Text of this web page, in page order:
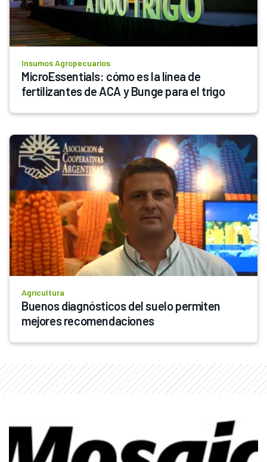
Insumos Agropecuarios
MicroEssentials: cómo es la línea de
fertilizantes de ACA y Bunge para el trigo
Agricultura
Buenos diagnósticos del suelo permiten
mejores recomendaciones